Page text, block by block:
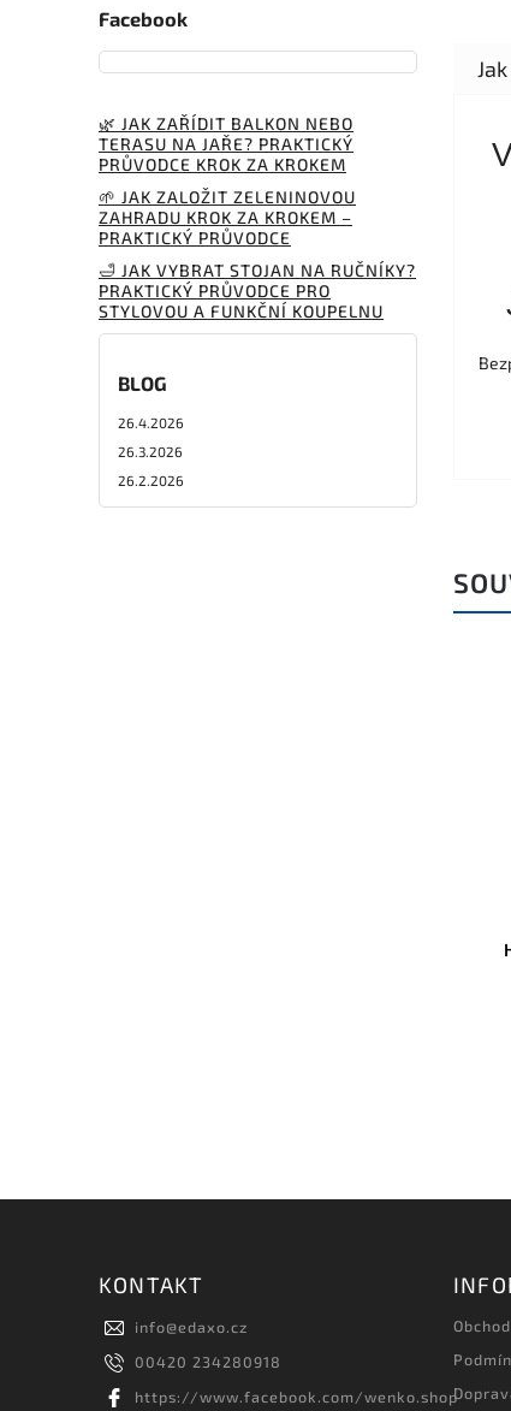
Facebook
🌿 JAK ZAŘÍDIT BALKON NEBO
TERASU NA JAŘE? PRAKTICKÝ
PRŮVODCE KROK ZA KROKEM
🌱 JAK ZALOŽIT ZELENINOVOU
ZAHRADU KROK ZA KROKEM –
PRAKTICKÝ PRŮVODCE
🛁 JAK VYBRAT STOJAN NA RUČNÍKY?
PRAKTICKÝ PRŮVODCE PRO
STYLOVOU A FUNKČNÍ KOUPELNU
BLOG
26.4.2026
26.3.2026
26.2.2026
KONTAKT
info@edaxo.cz
00420 234280918
https://www.facebook.com/wenko.shop